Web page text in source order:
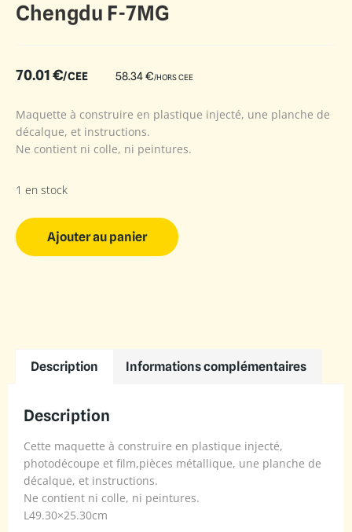
Chengdu F-7MG
70.01€/CEE 58.34€/HORS CEE
Maquette à construire en plastique injecté, une planche de
décalque, et instructions.
Ne contient ni colle, ni peintures.
1 en stock
Ajouter au panier
Description Informations complémentaires
Description
Cette maquette à construire en plastique injecté,
photodécoupe et film,pièces métallique, une planche de
décalque, et instructions.
Ne contient ni colle, ni peintures.
L49.30×25.30cm